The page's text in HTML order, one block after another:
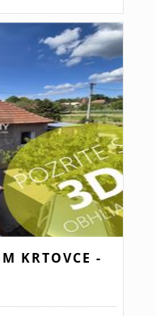
KRTOVCE -